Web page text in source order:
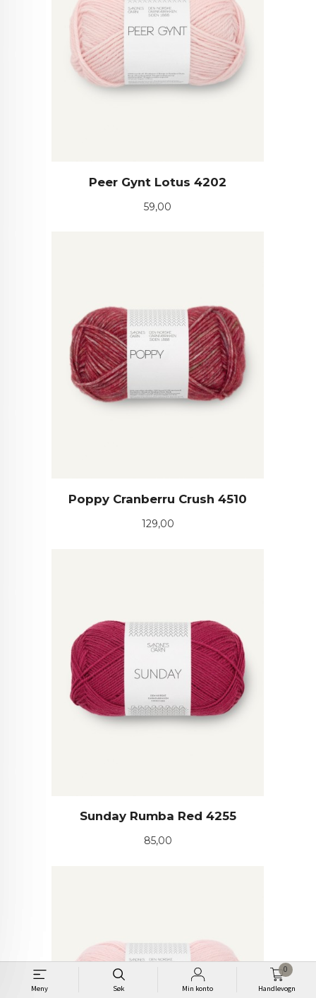
Meny Søk Min konto Handlevogn
0
Peer Gynt Lotus 4202
Pris
59,00
Poppy Cranberru Crush 4510
Pris
129,00
Sunday Rumba Red 4255
Pris
85,00